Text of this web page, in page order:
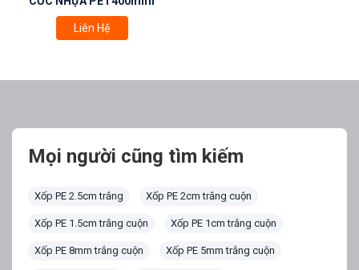
Liên Hệ
Mọi người cũng tìm kiếm
Xốp PE 2.5cm trắng Xốp PE 2cm trắng cuộn
Xốp PE 1.5cm trắng cuộn Xốp PE 1cm trắng cuộn
Xốp PE 8mm trắng cuộn Xốp PE 5mm trắng cuộn